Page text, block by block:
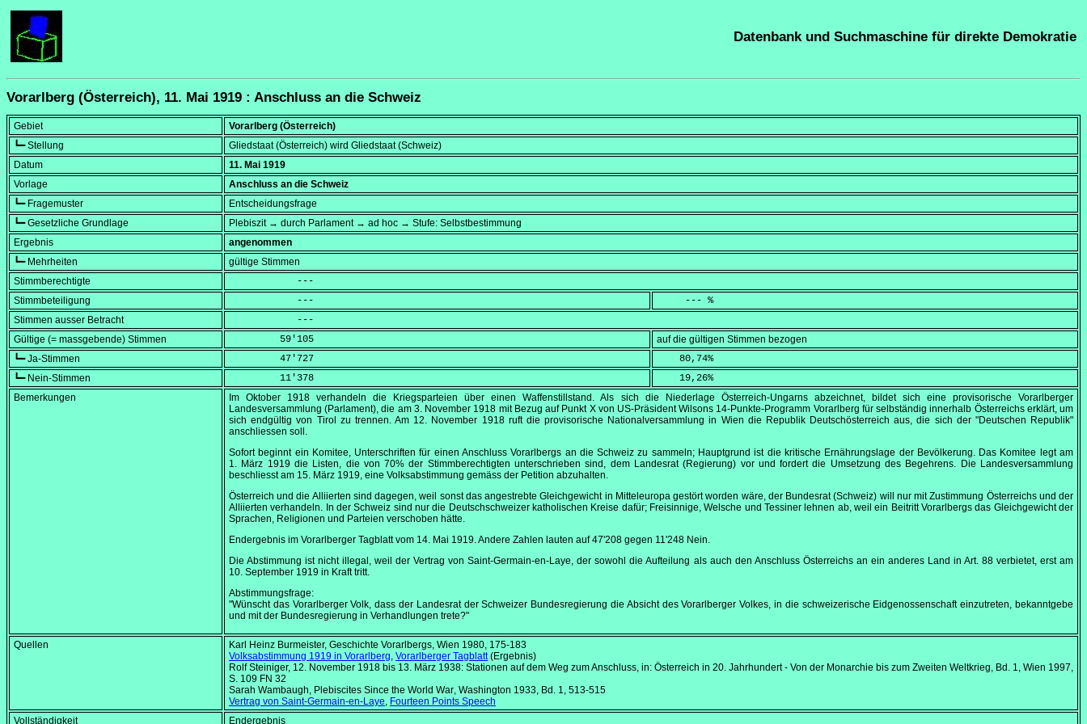
Datenbank und Suchmaschine für direkte Demokratie
Vorarlberg (Österreich), 11. Mai 1919 : Anschluss an die Schweiz
Gebiet
Vorarlberg (Österreich)
┗━ Stellung
Gliedstaat (Österreich) wird Gliedstaat (Schweiz)
Datum
11. Mai 1919
Vorlage
Anschluss an die Schweiz
┗━ Fragemuster
Entscheidungsfrage
┗━ Gesetzliche Grundlage
Plebiszit → durch Parlament → ad hoc → Stufe: Selbstbestimmung
Ergebnis
angenommen
┗━ Mehrheiten
gültige Stimmen
Stimmberechtigte
            ---
Stimmbeteiligung
            ---
     --- %
Stimmen ausser Betracht
            ---
Gültige (= massgebende) Stimmen
         59'105
auf die gültigen Stimmen bezogen
┗━ Ja-Stimmen
         47'727
    80,74
%
┗━ Nein-Stimmen
         11'378
    19,26
%
Bemerkungen
ImOktober 1918 verhandeln die Kriegsparteien über einen Waffenstillstand. Als sich die Niederlage Österreich-Ungarns abzeichnet, bildet sich eine provisorische Vorarlberger
Landesversammlung (Parlament), die am 3. November 1918 mit Bezug auf Punkt X von US-Präsident Wilsons 14-Punkte-Programm Vorarlberg für selbständig innerhalb Österreichs erklärt, um
sich endgültig von Tirol zu trennen. Am 12. November 1918ruft die provisorische Nationalversammlung in Wien die Republik Deutschösterreich aus, die sich der "Deutschen Republik"
anschliessen soll.
Sofort beginnt ein Komitee, Unterschriften für einen Anschluss Vorarlbergs an die Schweiz zu sammeln; Hauptgrund ist die kritische Ernährungslage der Bevölkerung. Das Komitee legt am
1. März 1919die Listen, die von 70% der Stimmberechtigten unterschrieben sind, dem Landesrat (Regierung) vor und fordert die Umsetzung des Begehrens. Die Landesversammlung
beschliesst am 15. März 1919, eine Volksabstimmung gemäss der Petition abzuhalten.
Österreich und die Alliierten sind dagegen, weil sonst das angestrebte Gleichgewicht in Mitteleuropa gestört worden wäre, der Bundesrat (Schweiz) will nur mit Zustimmung Österreichs und der
Alliierten verhandeln. In der Schweiz sind nur die Deutschschweizer katholischen Kreise dafür; Freisinnige, Welsche und Tessiner lehnen ab, weil ein Beitritt Vorarlbergs das Gleichgewicht der
Sprachen, Religionen und Parteien verschoben hätte.
Endergebnis im Vorarlberger Tagblatt vom 14. Mai 1919. Andere Zahlen lauten auf 47'208 gegen 11'248 Nein.
Die Abstimmung ist nicht illegal, weil der Vertrag von Saint-Germain-en-Laye, der sowohl die Aufteilung als auch den Anschluss Österreichs an ein anderes Land in Art. 88 verbietet, erst am
10. September 1919 in Kraft tritt.
Abstimmungsfrage:
"Wünscht das Vorarlberger Volk, dass der Landesrat der Schweizer Bundesregierung die Absicht des Vorarlberger Volkes, in die schweizerische Eidgenossenschaft einzutreten, bekanntgebe
und mit der Bundesregierung in Verhandlungen trete?"
Quellen
Karl Heinz Burmeister, Geschichte Vorarlbergs, Wien 1980, 175-183
Volksabstimmung 1919 in Vorarlberg, Vorarlberger Tagblatt(Ergebnis)
Rolf Steiniger, 12. November 1918 bis 13. März 1938: Stationen auf dem Weg zum Anschluss, in: Österreich in 20. Jahrhundert - Von der Monarchie bis zum Zweiten Weltkrieg, Bd. 1, Wien 1997,
S. 109 FN 32
Sarah Wambaugh, Plebiscites Since the World War, Washington 1933, Bd. 1, 513-515
Vertrag von Saint-Germain-en-Laye, Fourteen Points Speech
Vollständigkeit
Endergebnis